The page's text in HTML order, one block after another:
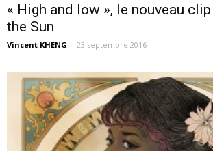
« High and low », le nouveau
the Sun
Vincent KHENG - 23 septembre 2016